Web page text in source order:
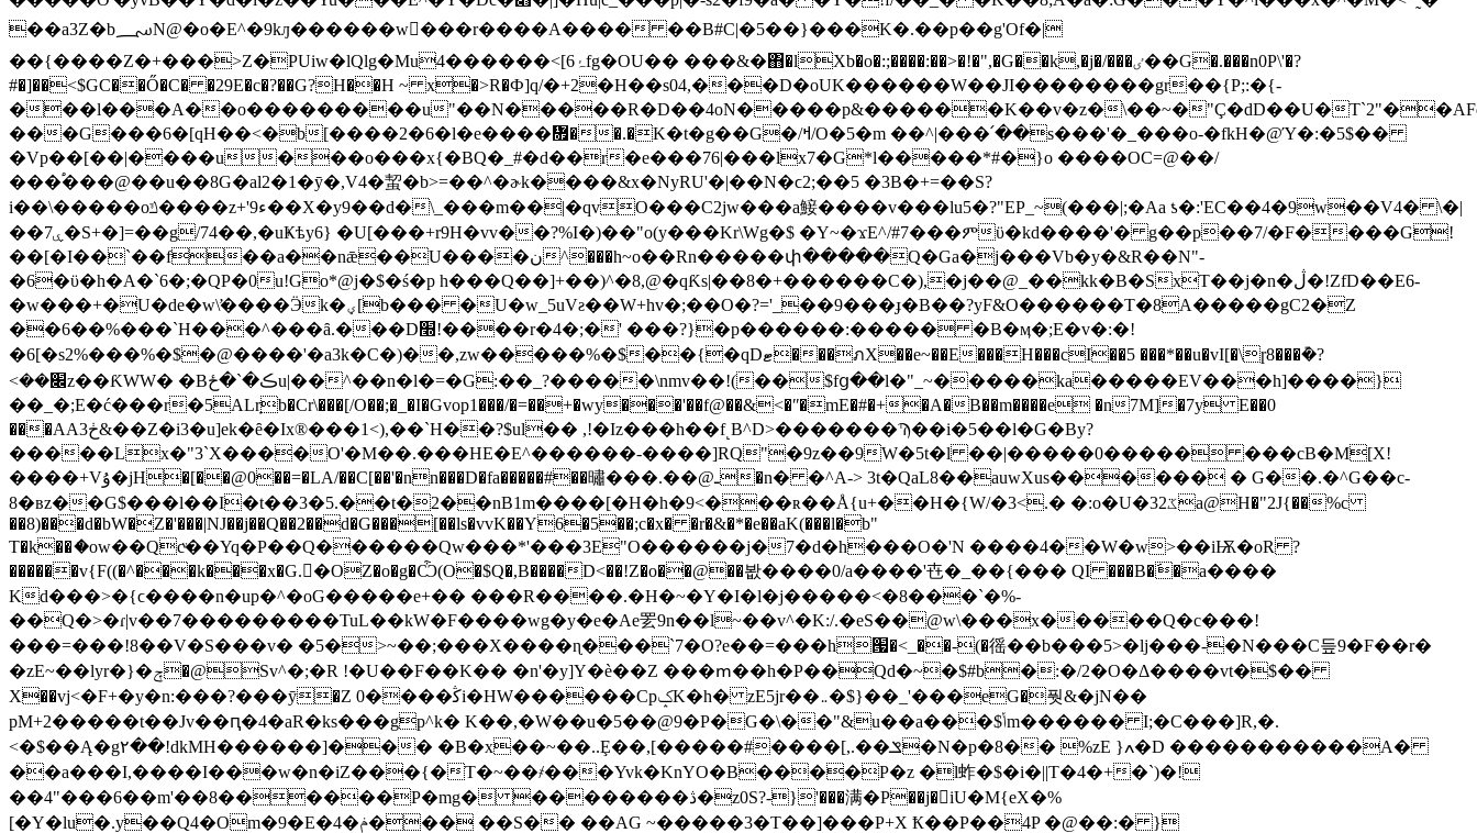
��a3Z�b؄N@�o�E^�9kԓ������w󾷱���r����A���� ��B#C|�5��}���K�.��p��g'Of�|
��{����Z�+���>Z�PUiw�lQlg�Mu4������<[6ۂfg�OU�� ���&�΋�lXb�o�:;����:��>�!�",�G��k,�j�/���ٸ��G�.���n0P\'�?
#�]��<$GC��Ő�C� �29E�c�?��G?H��H ~ x�>R�Ф]q/�+2�H��s04,���D�oUK������W��JI��������gr��{P;:�{-
���l���A��o���������u"��N�����R�D��4oN�����p&������K��v�z�\��~�"Ç�dD��U�
���G���6�[qH��<�b[����2�6�l�e����៟��.�K�t�g��G�/ߞ/O�5�m ��^|���՛��s���'�_���o-�fkH�@Ύ�:�5$��
�Vp��[��|����u���o���x{�BQ�_#�d��r�e���76|���lx7�G*l�����*#�}o ����OC=@��/
���֠���@��u��8G�al2�1�ȳ�,V4�蛪�b>=��^�ɚk����&x�NyRU'�|��N�ϲ2;��5 �3B�+=��S?
i��\�����oݿ����z+'9ء��X�y9��d�\_���m��|�qvO���C2jw���a鯜����v���lu5�?"EP_~(���|;�Aa ƾ�:'EC��4�9w��V4� \�|
��ۑ7�S+�]=��g/74��,�uҜѣy6} �U[���+r9H�vv��?%I�)��"o(y���Kr\Wg�$ �Y~�ϫE^/#7���ምϋ�kd����'� g��p��7/�F����G!
��[�I��`��f��a��nǣ��U����ن^���h~o��Rn�����փ�����Q�Ga�j���Vb�y�&R��N"-
�6�ϋ�h�A�`6�;�QP�0 u!Go*@j�$�ś�p h���Q��]+��)^�8,@�qƘs|��8�+������C�),�j��@_��kk�B�SxT��j�n�ڷ�!ZfD��E6-
�w���+�U�de�w\̛����Ӭk�ؠ[b��� �U�w_5uVƨ��W+hv�;��O�?='_��9���ɟ�B��?yF&O������T�8A�����gC2�Z
��6��%���`H���^���ȃ.���D׭!����r�4�;�' ���?}�p������:����� �B�ӎ�;E�v�:�!
�6[�s2%���%�$�@����'�a3k�C�)��,zw�����%�$��{�qDޓ���ภX��e~��E���H���cI��5 ���*��u�vI[�\ɼ8���݊�?
<��׌z��ƘWW� �Bڪ�`�ځu|��^��n�l�=�G:��_?�����\nmv��!(��$fց��l�"_~�����ka�����EV���h]����}
��_�;E�ć���r�5AL݀rb�Cr\���[/O��;�_�I�Gvop1���/�=��+�wy���'��f@��&<�ʺ�mE�#�+�A�B��m����e �n7M]�7y E��0
���AAڂ3&��Z�i3�u]ek�ȇ�Ix®���1<),��`H��?$ul�� ,!�Ӏz���h��f˻B^D>�������Ϡ��i�5��l�G�By?
�����Lx�"3`X����O'�M��.���HE�E^������-����]RQ"�9z��9W�5t�l ��|�����0����� ���cB�M[X!
����+Vۇ�jH�[��@0��=�LA/��C[��'�nn���D�fa�����#��㬘���.��@ـ�n� �^A-> 3t�QaL8��auwXus������ � G��.�^G��c-
8�вz��G$���l��I�t��3�5.��t�2��nB1m����[�H�h�9<���ʀ��Å{u+��H�{W/�3<.� �:o�U�32ػa@H�"2J{��%c
��8)���d�bW�Z�'���|NJ��j��Q��2��d�G���[��ls�vvK��Y6�5��;c�x� �r�&�*�e��aK(���l�b"
T�k��ަ�ow��Qcͮ��Yq�P��Q������Qw���*'���3E"O������j�7�d�h���O�'N ����4��W�w>��iѬ�oR ?
������v{F((�^���k���x�G.�ًOZ�o�g�Ѽ(O�$Q�,B����D<��!Z�o��@��봢����0/a����'㔺�_��{��� QI ���B�َ�a����
Kd���>�{ϲ����n�up�^�oG�����e+�� ���R����.�H�~�Y�I�l�ј�����<�8���`�%-
��Q�>�ɾ|v��7���������TuL��kW�F����wg�y�e�Ae䍗9n��l~��v^�K:/.�eS��@w\���x�����Q�c���!
���=���!8��V�S���v� �5�>~��;���X����ɳ���`7�O?e��=���h՗�<_��-(�徭��b���5>�lj���-�N���C듶9�F��r�
�zE~��lyr�}�ݼ�@Sv^�;�R !�U��F��K�� �n'�y]Y�ѐ��Z ���ՠ��h�P��Qd�~�$#b�:�/2�O�Δ����vt�$��
Χ��vj<�F+�y�n:���?���ӯ�Z 0����ﯕi�HW������CpݤK�h� zE5ϳr��܅�$}��_'���eG�풧&�jN��
pM+2�����t��Jv��ԥ�4�aR�ks���gp^k� K��,�W��u�5��@9�P�G�\��"&u��a���$ݳm������ I;�C���]R,�.
<�$��Ą�g٢��!dkMH������]��� �B�x��~��..Ȩ��,[�����#����[,.��ݏ�N�p�8�� %zE }ߍ�D �����������A�
��a���I,����I���w�n�iZ���{�T�~��҂���Yvk�KnYO�B����P�z �l蚱�$�i�||T�4�+�`)�!
��4"���6��m'��8������P�mg� ��������ڎ�z0S?-}'���满�P��j�iU�M{eX�%
[�Y�lu�.y��Q4�Om�9�E�4�ݥ��� ��S�� ��AG ~�����3�T��]���P+X Ҟ��P��4P �@��:� }